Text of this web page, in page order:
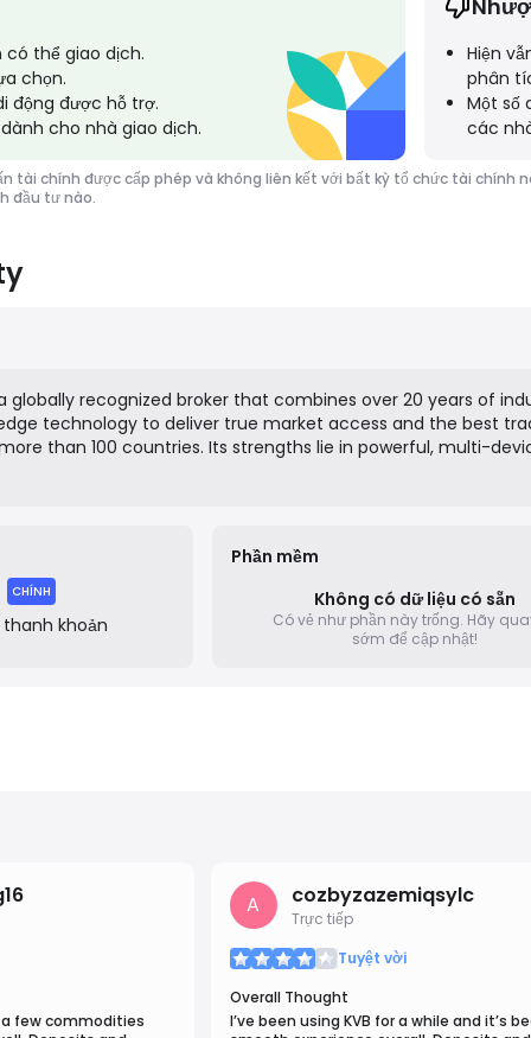
có thể giao dịch.
chọn.
động được hỗ trợ.
cho nhà giao dịch.
Hiện
phân
Một số
các
tài chính được cấp phép và không liên kết với bất kỳ tổ chức tài
đầu tư nào.
a globally recognized broker that combines over 20 years of
technology to deliver true market access and the best
than 100 countries. Its strengths lie in powerful, multi-
with professional tools that enhance skills and decision-
leader, offering a superior and future-driven online
CHÍNH
khoản
Phần mềm
Không có dữ liệu có sẵn
Có vẻ như phần này trống. Hãy
sớm để cập nhật!
a few commodities
A cozbyzazemiqsylc
Trực tiếp
Tuyệt vời
Overall Thought
I’ve been using KVB for a while and it’s